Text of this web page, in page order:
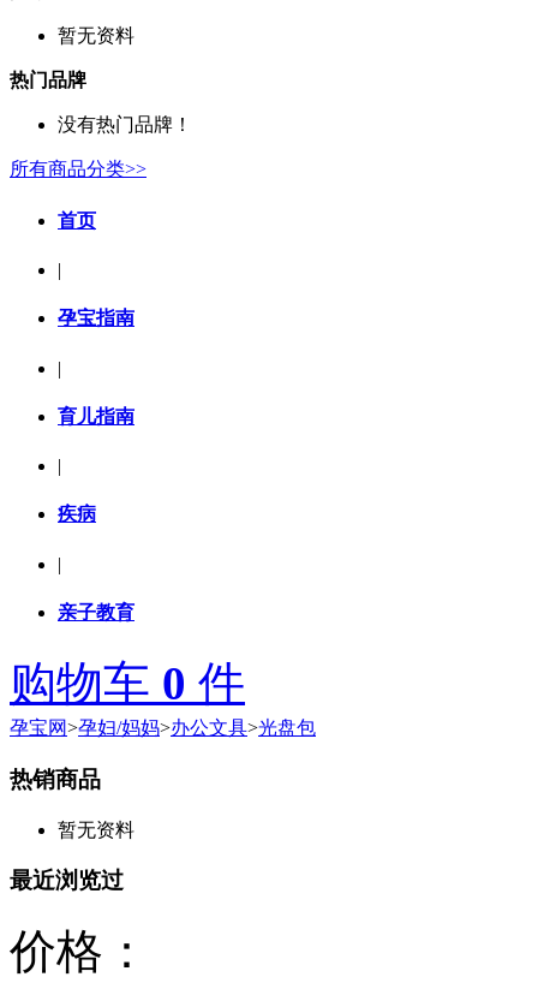
暂无资料
热门品牌
没有热门品牌！
所有商品分类>>
首页
|
孕宝指南
|
育儿指南
|
疾病
|
亲子教育
购物车 0 件
孕宝网>孕妇/妈妈>办公文具>光盘包
热销商品
暂无资料
最近浏览过
价格：